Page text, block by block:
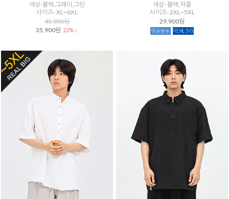
색상-블랙,그레이,그린
사이즈- XL~6XL
45,900원
35,900원 22% ↓
색상- 블랙,챠콜
사이즈- 2XL~5XL
29,900원